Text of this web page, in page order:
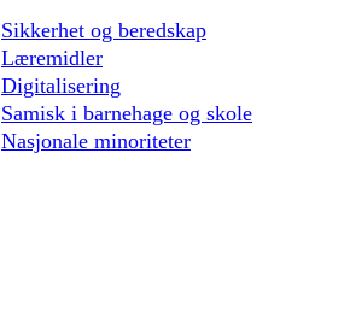
Sikkerhet og beredskap
Læremidler
Digitalisering
Samisk i barnehage og skole
Nasjonale minoriteter